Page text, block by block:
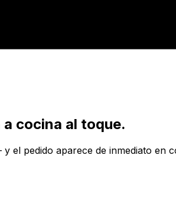
a cocina al toque.
el pedido aparece de inmediato en